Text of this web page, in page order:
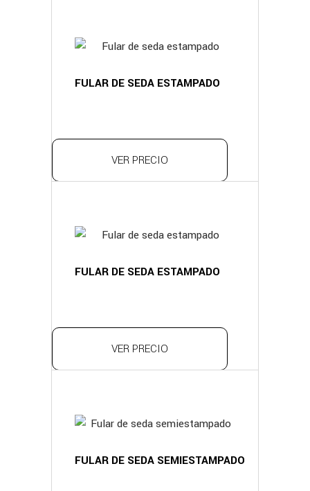
FULAR DE SEDA ESTAMPADO
VER PRECIO
FULAR DE SEDA ESTAMPADO
VER PRECIO
FULAR DE SEDA SEMIESTAMPADO